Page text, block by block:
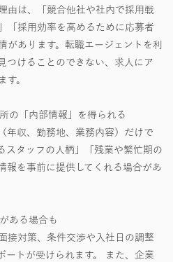
由は、「競合他社や社内で採用戦
「採用効率を高めるために応募者
があります。転職エージェントを利
つけることのできない、求人にア
す。
の「内部情報」を得られる
年収、勤務地、業務内容）だけで
スタッフの人柄」「残業や繁忙期の
報を事前に提供してくれる場合があ
ある場合も
接対策、条件交渉や入社日の調整
ートが受けられます。 また、企業